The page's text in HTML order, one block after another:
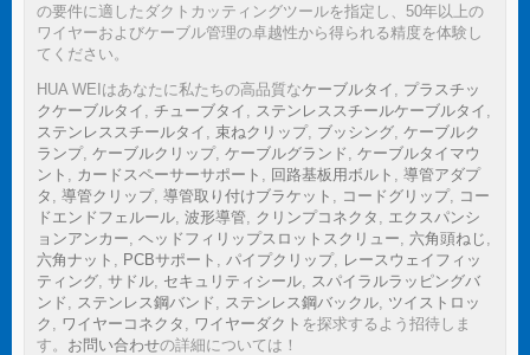
の要件に適したダクトカッティングツールを指定し、50年以上の
ワイヤーおよびケーブル管理の卓越性から得られる精度を体験し
てください。
HUA WEIはあなたに私たちの高品質なケーブルタイ
プラスチッ
クケーブルタイ
チューブタイ ステンレススチールケーブルタイ
ステンレススチールタイ
束ねクリップ, ブッシング ケーブルク
ランプ, ケーブルクリップ, ケーブルグランド
ケーブルタイマウ
ント
カードスペーサーサポート 回路基板用ボルト
導管アダプ
タ
導管クリップ, 導管取り付けブラケット コードグリップ, コー
ドエンドフェルール 波形導管 クリンプコネクタ
エクスパンシ
ョンアンカー ヘッドフィリップスロットスクリュー 六角頭ねじ
六角ナット
PCBサポート パイプクリップ, レースウェイフィッ
ティング サドル セキュリティシール
スパイラルラッピングバ
ンド
ステンレス鋼バンド ステンレス鋼バックル ツイストロッ
ク
ワイヤーコネクタ ワイヤーダクト を探求するよう招待しま
す。 お問い合わせの詳細については！